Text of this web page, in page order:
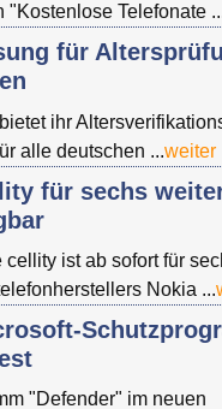
"Kostenlose Telefonate
für
ihr
alle deutschen ...weiter
für sechs
cellity ist ab sofort für
Nokia ...
"Defender" im neuen